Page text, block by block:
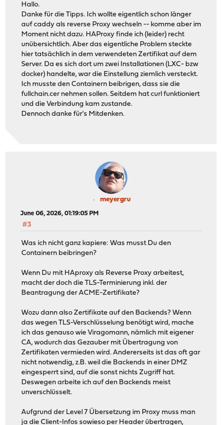
Hallo.
Danke für die Tipps. Ich wollte eigentlich schon länger
auf caddy als reverse Proxy wechseln -- komme aber im
Moment nicht dazu. HAProxy finde ich (leider) recht
unübersichtlich. Aber das eigentliche Problem steckte
hier tatsächlich in dem verwendeten Zertifikat auf dem
Server. Da es sich dort um zwei Installationen (LXC- bzw
docker) handelte, war die Einstellung ziemlich versteckt.
Ich musste den Containern beibrigen, dass sie die
fullchain.cer nehmen sollen. Seitdem hat curl funktioniert
und die Verbindung kam zustande.
Dennoch danke für's Mitdenken.
meyergru
June 06, 2026, 01:19:05 PM
#3
Was ich nicht ganz kapiere: Was musst Du den
Containern beibringen?
Wenn Du mit HAproxy als Reverse Proxy arbeitest,
macht der doch die TLS-Terminierung inkl. der
Beantragung der ACME-Zertifikate?
Wozu dann also Zertifikate auf den Backends? Wenn
das wegen TLS-Verschlüsselung benötigt wird, mache
ich das genauso wie Viragomann, nämlich mit eigener
CA, wodurch das Gezauber mit Übertragung von
Zertifikaten vermieden wird. Andererseits ist das oft gar
nicht notwendig, z.B. weil die Backends in einer DMZ
eingesperrt sind, auf die sonst nichts Zugriff hat.
Deswegen arbeite ich auf den Backends meist
unverschlüsselt.
Aufgrund der Level 7 Übersetzung im Proxy muss man
ja die Client-Infos sowieso per Header übertragen,